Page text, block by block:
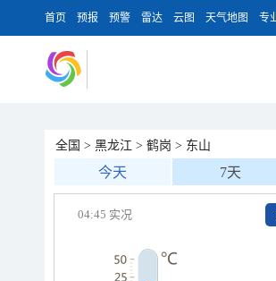
首页 预报 预警 雷达 云图 天气地图 专
全国 > 黑龙江 > 鹤岗 > 东山
今天 7天
04:45 实况